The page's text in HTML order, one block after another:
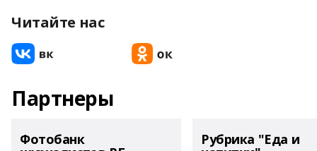
Читайте нас
Партнеры
Фотобанк Рубрика "Еда и